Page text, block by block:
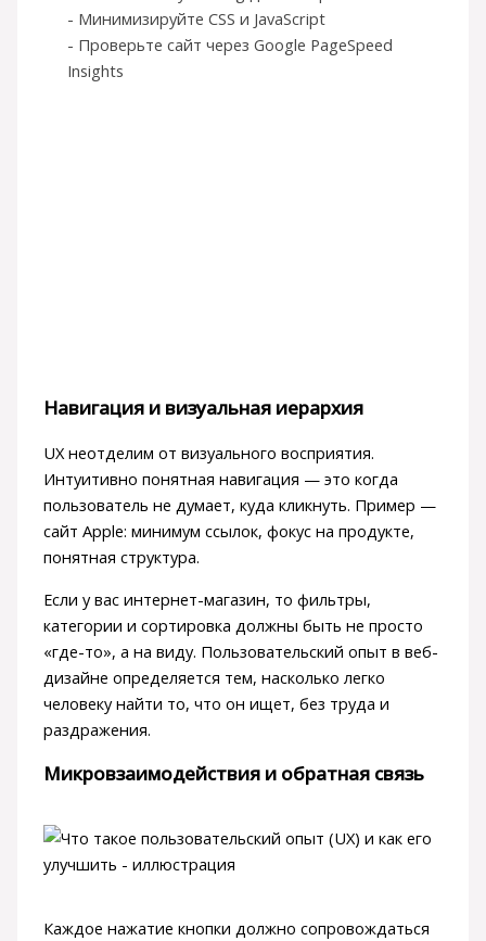
- Минимизируйте CSS и JavaScript
- Проверьте сайт через Google PageSpeed
Insights
Навигация и визуальная иерархия
UX неотделим от визуального восприятия.
Интуитивно понятная навигация — это когда
пользователь не думает, куда кликнуть. Пример —
сайт Apple: минимум ссылок, фокус на продукте,
понятная структура.
Если у вас интернет-магазин, то фильтры,
категории и сортировка должны быть не просто
«где-то», а на виду. Пользовательский опыт в веб-
дизайне определяется тем, насколько легко
человеку найти то, что он ищет, без труда и
раздражения.
Микровзаимодействия и обратная связь
Каждое нажатие кнопки должно сопровождаться